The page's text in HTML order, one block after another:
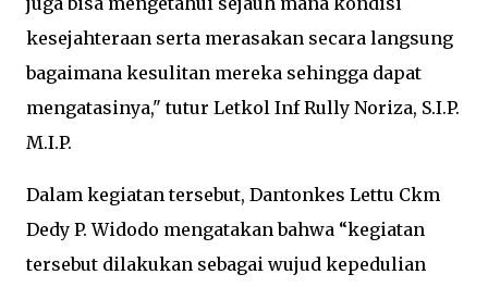
kesejahteraan serta merasakan secara langsung
bagaimana kesulitan mereka sehingga dapat
mengatasinya," tutur Letkol Inf Rully Noriza, S.I.P.
M.I.P.
Dalam kegiatan tersebut, Dantonkes Lettu Ckm
Dedy P. Widodo mengatakan bahwa “kegiatan
tersebut dilakukan sebagai wujud kepedulian